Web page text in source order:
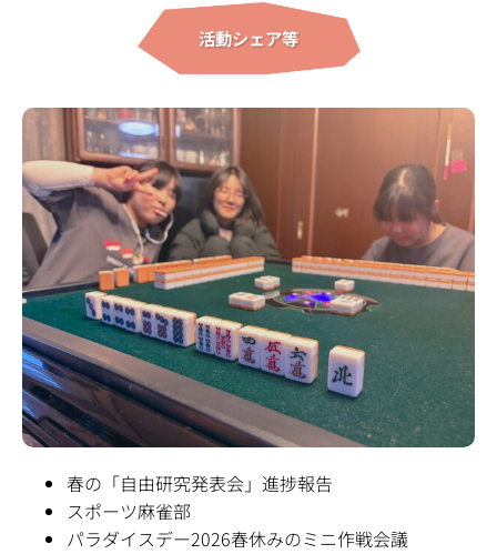
活動シェア等
春の「自由研究発表会」進捗報告
スポーツ麻雀部
パラダイスデー2026春休みのミニ作戦会議